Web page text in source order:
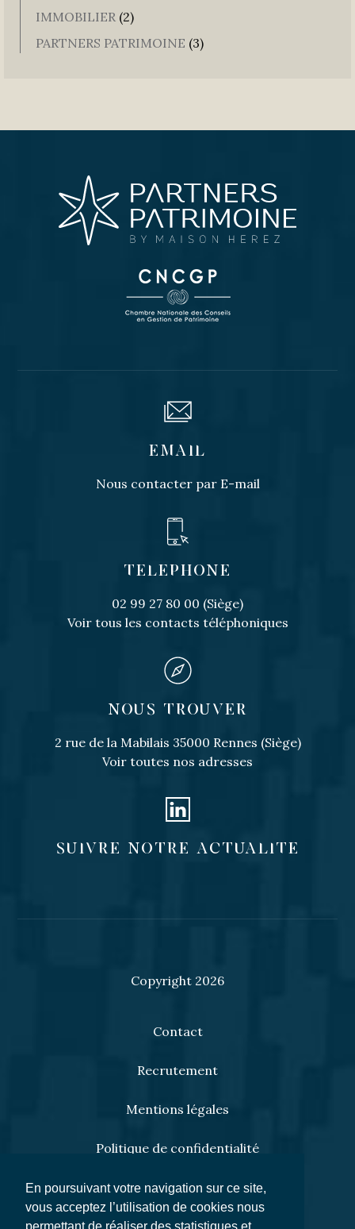
IMMOBILIER (2)
PARTNERS PATRIMOINE (3)
EMAIL
Nous contacter par E-mail
TELEPHONE
02 99 27 80 00 (Siège)
Voir tous les contacts téléphoniques
NOUS TROUVER
2 rue de la Mabilais 35000 Rennes (Siège)
Voir toutes nos adresses
SUIVRE NOTRE ACTUALITE
Copyright 2026
Contact
Recrutement
Mentions légales
Politique de confidentialité
Cookies
En poursuivant votre navigation sur ce site,
vous acceptez l’utilisation de cookies nous